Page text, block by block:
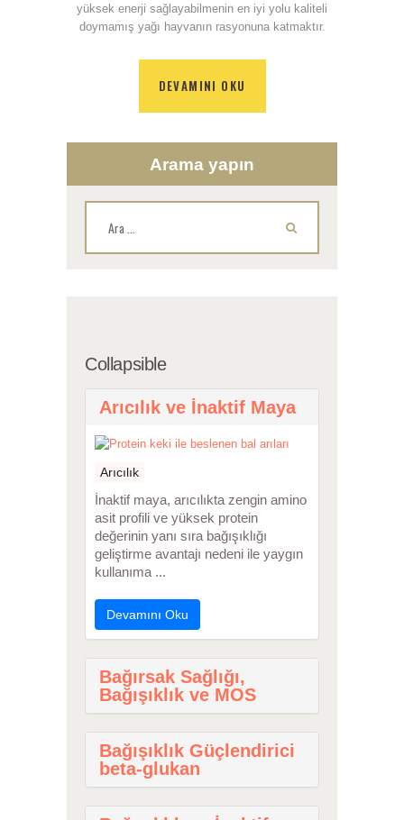
yüksek enerji sağlayabilmenin en iyi yolu kaliteli
doymamış yağı hayvanın rasyonuna katmaktır.
DEVAMINI OKU
Arama yapın
Collapsible
Arıcılık ve İnaktif Maya
Arıcılık
İnaktif maya, arıcılıkta zengin amino
asit profili ve yüksek protein
değerinin yanı sıra bağışıklığı
geliştirme avantajı nedeni ile yaygın
kullanıma ...
Devamını Oku
Bağırsak Sağlığı,
Bağışıklık ve MOS
Bağışıklık Güçlendirici
beta-glukan